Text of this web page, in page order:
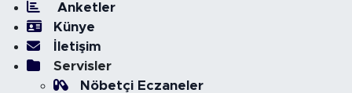
Anketler
Künye
İletişim
Servisler
Nöbetçi Eczaneler